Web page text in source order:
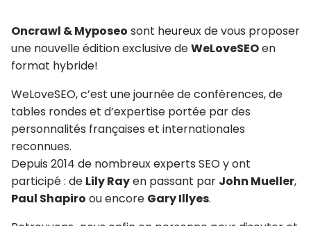
Oncrawl & Myposeo sont heureux de vous proposer
une nouvelle édition exclusive deWeLoveSEOen
format hybride!
WeLoveSEO, c’est une journée de conférences, de
tables rondes et d’expertise portée par des
personnalités françaises et internationales
reconnues.
Depuis 2014 de nombreux experts SEO y ont
participé : de Lily Rayen passant par John Mueller,
Paul Shapiro ou encore Gary Illyes.